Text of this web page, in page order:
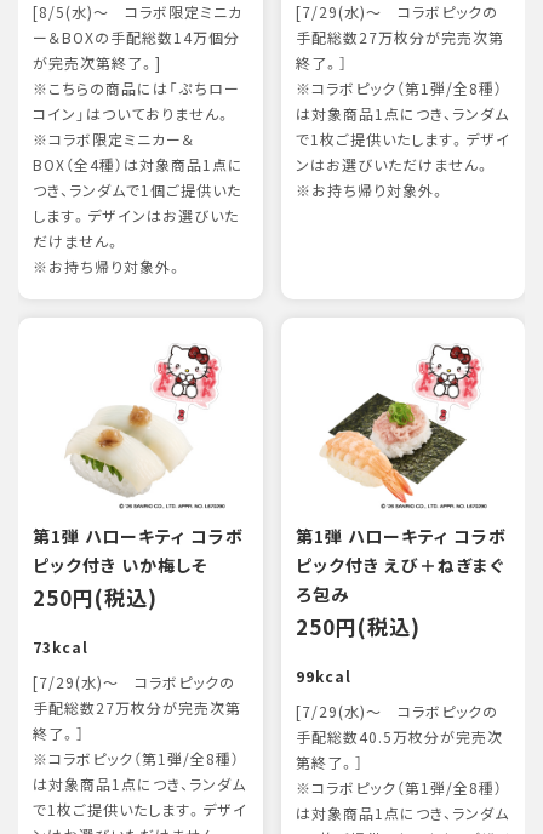
[8/5(水)～ コラボ限定ミニカ
ー＆BOXの手配総数14万個分
が完売次第終了。]
※こちらの商品には「ぷちロー
コイン」はついておりません。
※コラボ限定ミニカー＆
BOX（全4種）は対象商品1点に
つき、ランダムで1個ご提供いた
します。デザインはお選びいた
だけません。
※お持ち帰り対象外。
[7/29(水)～ コラボピックの
手配総数27万枚分が完売次第
終了。］
※コラボピック（第1弾/全8種）
は対象商品1点につき、ランダム
で1枚ご提供いたします。デザイ
ンはお選びいただけません。
※お持ち帰り対象外。
第1弾 ハローキティ コラボ
ピック付き いか梅しそ
250円(税込)
73kcal
[7/29(水)～ コラボピックの
手配総数27万枚分が完売次第
終了。］
※コラボピック（第1弾/全8種）
は対象商品1点につき、ランダム
で1枚ご提供いたします。デザイ
第1弾 ハローキティ コラボ
ピック付き えび＋ねぎまぐ
ろ包み
250円(税込)
99kcal
[7/29(水)～ コラボピックの
手配総数40.5万枚分が完売次
第終了。］
※コラボピック（第1弾/全8種）
は対象商品1点につき、ランダム